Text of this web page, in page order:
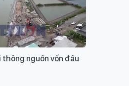
thông nguồn vốn đầu